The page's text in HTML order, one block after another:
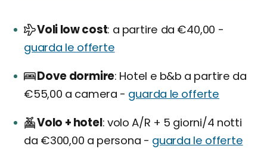
Voli low cost a partire da €40,00 -
guarda le offerte
Dove dormire Hotel e b&b a partire da
€55,00 a camera - guarda le offerte
Volo + hotel volo A/R + 5 giorni/4 notti
da €300,00 a persona - guarda le offerte